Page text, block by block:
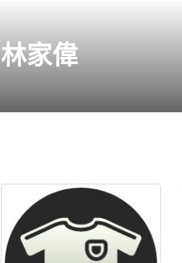
林家偉